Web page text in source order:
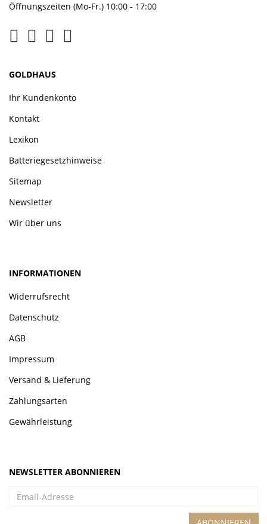
Öffnungszeiten (Mo-Fr.) 10:00 - 17:00
GOLDHAUS
Ihr Kundenkonto
Kontakt
Lexikon
Batteriegesetzhinweise
Sitemap
Newsletter
Wir über uns
INFORMATIONEN
Widerrufsrecht
Datenschutz
AGB
Impressum
Versand & Lieferung
Zahlungsarten
Gewährleistung
NEWSLETTER ABONNIEREN
Adresse